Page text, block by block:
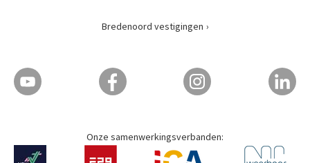
Bredenoord vestigingen
Onze samenwerkingsverbanden: